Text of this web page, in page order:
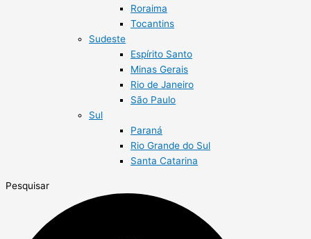
Roraima
Tocantins
Sudeste
Espírito Santo
Minas Gerais
Rio de Janeiro
São Paulo
Sul
Paraná
Rio Grande do Sul
Santa Catarina
Pesquisar